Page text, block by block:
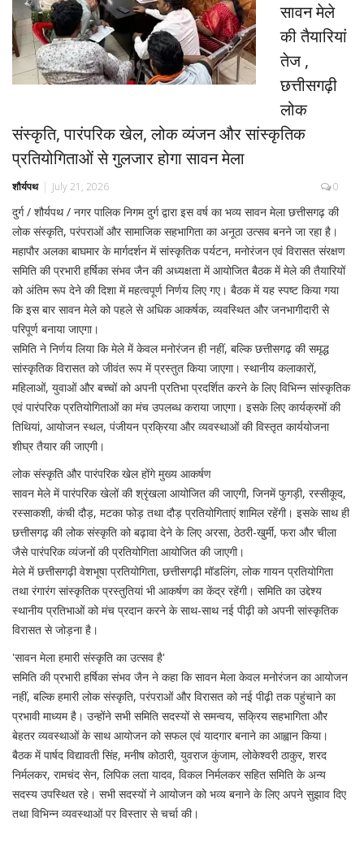
सावन मेले
की तैयारियां
तेज ,
छत्तीसगढ़ी
लोक
संस्कृति, पारंपरिक खेल, लोक व्यंजन और सांस्कृतिक
प्रतियोगिताओं से गुलजार होगा सावन मेला
शौर्यपथ July 21, 2026 0
दुर्ग / शौर्यपथ / नगर पालिक निगम दुर्ग द्वारा इस वर्ष का भव्य सावन मेला छत्तीसगढ़ की
लोक संस्कृति, परंपराओं और सामाजिक सहभागिता का अनूठा उत्सव बनने जा रहा है।
महापौर अलका बाघमार के मार्गदर्शन में सांस्कृतिक पर्यटन, मनोरंजन एवं विरासत संरक्षण
समिति की प्रभारी हर्षिका संभव जैन की अध्यक्षता में आयोजित बैठक में मेले की तैयारियों
को अंतिम रूप देने की दिशा में महत्वपूर्ण निर्णय लिए गए। बैठक में यह स्पष्ट किया गया
कि इस बार सावन मेले को पहले से अधिक आकर्षक, व्यवस्थित और जनभागीदारी से
परिपूर्ण बनाया जाएगा।
समिति ने निर्णय लिया कि मेले में केवल मनोरंजन ही नहीं, बल्कि छत्तीसगढ़ की समृद्ध
सांस्कृतिक विरासत को जीवंत रूप में प्रस्तुत किया जाएगा। स्थानीय कलाकारों,
महिलाओं, युवाओं और बच्चों को अपनी प्रतिभा प्रदर्शित करने के लिए विभिन्न सांस्कृतिक
एवं पारंपरिक प्रतियोगिताओं का मंच उपलब्ध कराया जाएगा। इसके लिए कार्यक्रमों की
तिथियां, आयोजन स्थल, पंजीयन प्रक्रिया और व्यवस्थाओं की विस्तृत कार्ययोजना
शीघ्र तैयार की जाएगी।
लोक संस्कृति और पारंपरिक खेल होंगे मुख्य आकर्षण
सावन मेले में पारंपरिक खेलों की श्रृंखला आयोजित की जाएगी, जिनमें फुगड़ी, रस्सीकूद,
रस्साकशी, कंची दौड़, मटका फोड़ तथा दौड़ प्रतियोगिताएं शामिल रहेंगी। इसके साथ ही
छत्तीसगढ़ की लोक संस्कृति को बढ़ावा देने के लिए अरसा, ठेठरी-खुर्मी, फरा और चीला
जैसे पारंपरिक व्यंजनों की प्रतियोगिता आयोजित की जाएगी।
मेले में छत्तीसगढ़ी वेशभूषा प्रतियोगिता, छत्तीसगढ़ी मॉडलिंग, लोक गायन प्रतियोगिता
तथा रंगारंग सांस्कृतिक प्रस्तुतियां भी आकर्षण का केंद्र रहेंगी। समिति का उद्देश्य
स्थानीय प्रतिभाओं को मंच प्रदान करने के साथ-साथ नई पीढ़ी को अपनी सांस्कृतिक
विरासत से जोड़ना है।
'सावन मेला हमारी संस्कृति का उत्सव है'
समिति की प्रभारी हर्षिका संभव जैन ने कहा कि सावन मेला केवल मनोरंजन का आयोजन
नहीं, बल्कि हमारी लोक संस्कृति, परंपराओं और विरासत को नई पीढ़ी तक पहुंचाने का
प्रभावी माध्यम है। उन्होंने सभी समिति सदस्यों से समन्वय, सक्रिय सहभागिता और
बेहतर व्यवस्थाओं के साथ आयोजन को सफल एवं यादगार बनाने का आह्वान किया।
बैठक में पार्षद विद्यावती सिंह, मनीष कोठारी, युवराज कुंजाम, लोकेश्वरी ठाकुर, शरद
निर्मलकर, रामचंद सेन, लिपिक लता यादव, विकल निर्मलकर सहित समिति के अन्य
सदस्य उपस्थित रहे। सभी सदस्यों ने आयोजन को भव्य बनाने के लिए अपने सुझाव दिए
तथा विभिन्न व्यवस्थाओं पर विस्तार से चर्चा की।